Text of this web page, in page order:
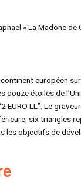
« La Madone de
européen
douze étoiles de
EURO LL”. Le
six triangles
les objectifs de